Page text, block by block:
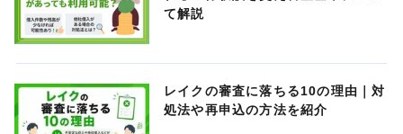
て解説
レイクの審査に落ちる10の理由｜対
処法や再申込の方法を紹介